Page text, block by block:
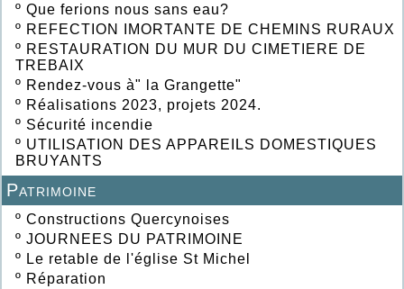
º Que ferions nous sans eau?
º REFECTION IMORTANTE DE CHEMINS RURAUX
º RESTAURATION DU MUR DU CIMETIERE DE
TREBAIX
º Rendez-vous à" la Grangette"
º Réalisations 2023, projets 2024.
º Sécurité incendie
º UTILISATION DES APPAREILS DOMESTIQUES
BRUYANTS
Patrimoine
º Constructions Quercynoises
º JOURNEES DU PATRIMOINE
º Le retable de l'église St Michel
º Réparation